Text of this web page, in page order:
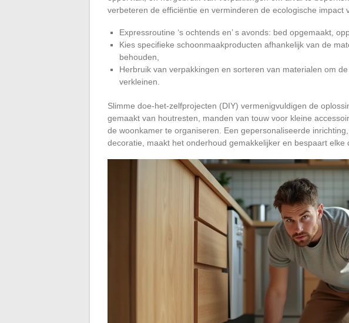
verbeteren de efficiëntie en verminderen de ecologische impact
Expressroutine ‘s ochtends en’ s avonds: bed opgemaakt,
Kies specifieke schoonmaakproducten afhankelijk van de
behouden,
Herbruik van verpakkingen en sorteren van materialen om
verkleinen.
Slimme doe-het-zelfprojecten (DIY) vermenigvuldigen de
gemaakt van houtresten, manden van touw voor kleine
de woonkamer te organiseren. Een gepersonaliseerde
decoratie, maakt het onderhoud gemakkelijker en bespaart elke